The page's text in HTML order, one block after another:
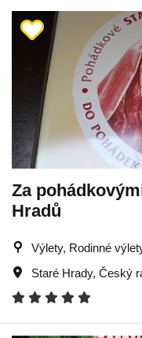
Za
Hradů
Výlety, Rodinné
Staré Hrady, Český